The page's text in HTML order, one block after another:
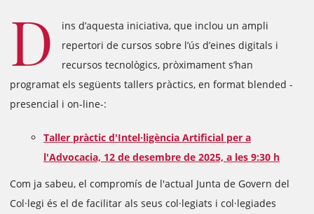
D
ins d’aquesta iniciativa, que inclou un ampli
repertori de cursos sobre l’ús d’eines digitals i
recursos tecnològics, pròximament s’han
programat els següents tallers pràctics, en format blended -
presencial i on-line-:
Taller pràctic d'Intel·ligència Artificial per a
l'Advocacia, 12 de desembre de 2025, a les 9:30 h
Com ja sabeu, el compromís de l'actual Junta de Govern del
Col·legi és el de facilitar als seus col·legiats i col·legiades